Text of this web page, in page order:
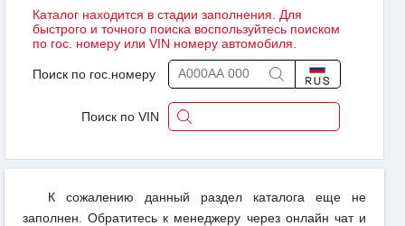
Каталог находится в стадии заполнения. Для
быстрого и точного поиска воспользуйтесь поиском
по гос. номеру или VIN номеру автомобиля.
Поиск по гос.номеру
Поиск по VIN
К сожалению данный раздел каталога еще не
заполнен. Обратитесь к менеджеру через онлайн чат и